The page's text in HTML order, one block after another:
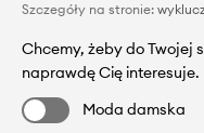
Szczegóły na stronie:
Chcemy, żeby do Twojej
naprawdę Cię interesuje.
Moda damska